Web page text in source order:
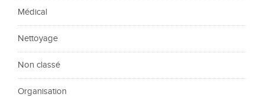
Médical
Nettoyage
Non classé
Organisation